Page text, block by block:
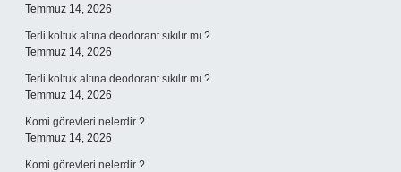
Temmuz 14, 2026
Terli koltuk altına deodorant sıkılır mı ?
Temmuz 14, 2026
Terli koltuk altına deodorant sıkılır mı ?
Temmuz 14, 2026
Komi görevleri nelerdir ?
Temmuz 14, 2026
Komi görevleri nelerdir ?